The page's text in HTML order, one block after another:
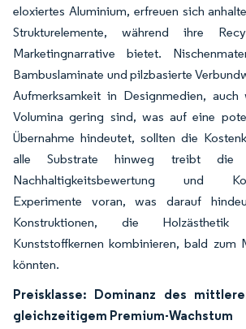
eloxiertes Aluminium, erfreuen sich
Strukturelemente, während ihre
Marketingnarrative bietet.
Bambuslaminate und pilzbasierte
Aufmerksamkeit in Designmedien, auch
Volumina gering sind, was auf eine
Übernahme hindeutet, sollten die
alle Substrate hinweg treibt die
Nachhaltigkeitsbewertung und
Experimente voran, was darauf
Konstruktionen, die
Kunststoffkernen kombinieren, bald zum
könnten.
Preisklasse: Dominanz des
gleichzeitigem Premium-Wachstum